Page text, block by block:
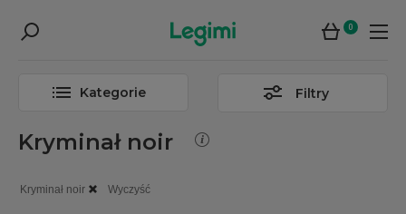
0
Kategorie Filtry
Kryminał noir
Kryminał noir Wyczyść